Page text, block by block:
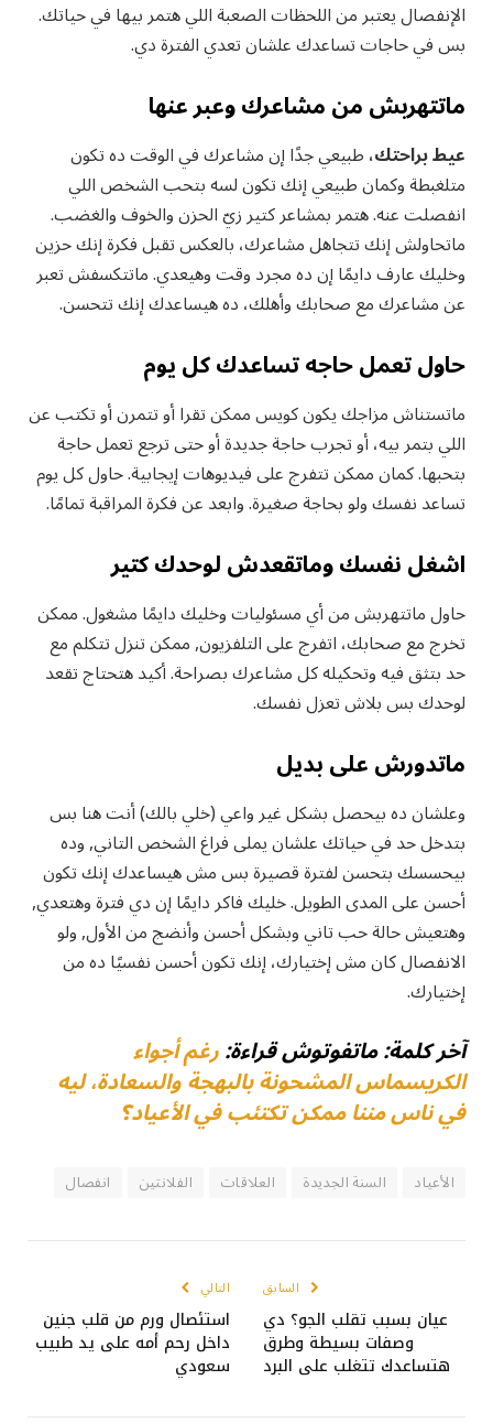
الإنفصال يعتبر من اللحظات الصعبة اللي هتمر بيها في حياتك.
بس في حاجات تساعدك علشان تعدي الفترة دي.
ماتتهربش من مشاعرك وعبر عنها
عيط براحتك،طبيعي جدًا إن مشاعرك في الوقت ده تكون
متلغبطة وكمان طبيعي إنك تكون لسه بتحب الشخص اللي
انفصلت عنه. هتمر بمشاعر كتير زيّ الحزن والخوف والغضب.
ماتحاولش إنك تتجاهل مشاعرك، بالعكس تقبل فكرة إنك حزين
وخليك عارف دايمًا إن ده مجرد وقت وهيعدي. ماتتكسفش تعبر
عن مشاعرك مع صحابك وأهلك، ده هيساعدك إنك تتحسن.
حاول تعمل حاجه تساعدك كل يوم
ماتستناش مزاجك يكون كويس ممكن تقرا أو تتمرن أو تكتب عن
اللي بتمر بيه، أو تجرب حاجة جديدة أو حتى ترجع تعمل حاجة
بتحبها. كمان ممكن تتفرج على فيديوهات إيجابية. حاول كل يوم
تساعد نفسك ولو بحاجة صغيرة. وابعد عن فكرة المراقبة تمامًا.
اشغل نفسك وماتقعدش لوحدك كتير
حاول ماتتهربش من أي مسئوليات وخليك دايمًا مشغول. ممكن
تخرج مع صحابك، اتفرج على التلفزيون, ممكن تنزل تتكلم مع
حد بتثق فيه وتحكيله كل مشاعرك بصراحة. أكيد هتحتاج تقعد
لوحدك بس بلاش تعزل نفسك.
ماتدورش على بديل
وعلشان ده بيحصل بشكل غير واعي (خلي بالك) أنت هنا بس
بتدخل حد في حياتك علشان يملى فراغ الشخص التاني, وده
بيحسسك بتحسن لفترة قصيرة بس مش هيساعدك إنك تكون
أحسن على المدى الطويل. خليك فاكر دايمًا إن دي فترة وهتعدي,
وهتعيش حالة حب تاني وبشكل أحسن وأنضج من الأول, ولو
الانفصال كان مش إختيارك، إنك تكون أحسن نفسيًا ده من
إختيارك.
آخر كلمة: ماتفوتوش قراءة:رغم أجواء
الكريسماس المشحونة بالبهجة والسعادة، ليه
في ناس مننا ممكن تكتئب في الأعياد؟
الأعياد السنة الجديدة العلاقات الفلانتين انفصال
السابق
عيان بسبب تقلب الجو؟ دي
وصفات بسيطة وطرق
هتساعدك تتغلب على البرد
التالي
استئصال ورم من قلب جنين
داخل رحم أمه على يد طبيب
سعودي